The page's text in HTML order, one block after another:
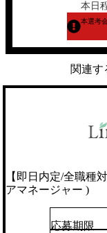
本日
本選考
関連す
【即日内定/全職種
アマネージャー )
応募期限